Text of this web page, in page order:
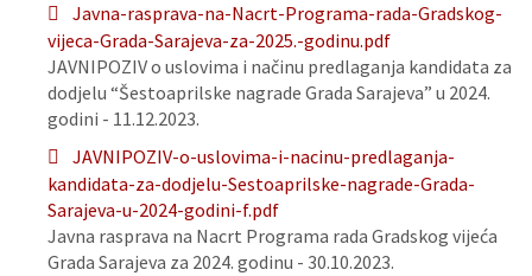
Javna-rasprava-na-Nacrt-Programa-rada-Gradskog-
vijeca-Grada-Sarajeva-za-2025.-godinu.pdf
JAVNIPOZIV o uslovima i načinu predlaganja kandidata za
dodjelu “Šestoaprilske nagrade Grada Sarajeva” u 2024.
godini - 11.12.2023.
JAVNIPOZIV-o-uslovima-i-nacinu-predlaganja-
kandidata-za-dodjelu-Sestoaprilske-nagrade-Grada-
Sarajeva-u-2024-godini-f.pdf
Javna rasprava na Nacrt Programa rada Gradskog vijeća
Grada Sarajeva za 2024. godinu - 30.10.2023.